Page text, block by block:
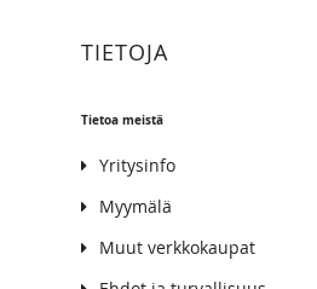
TIETOJA
Tietoa meistä
Yritysinfo
Myymälä
Muut verkkokaupat